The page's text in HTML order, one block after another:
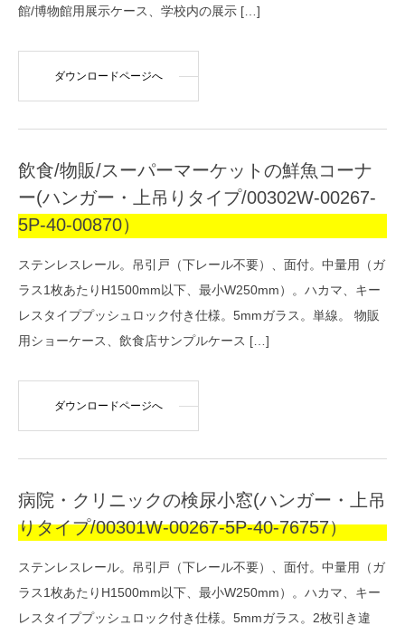
館/博物館用展示ケース、学校内の展示 […]
ダウンロードページへ
飲食/物販/スーパーマーケットの鮮魚コーナ
ー(ハンガー・上吊りタイプ/00302W-00267-
5P-40-00870）
ステンレスレール。吊引戸（下レール不要）、面付。中量用（ガ
ラス1枚あたりH1500mm以下、最小W250mm）。ハカマ、キー
レスタイププッシュロック付き仕様。5mmガラス。単線。 物販
用ショーケース、飲食店サンプルケース […]
ダウンロードページへ
病院・クリニックの検尿小窓(ハンガー・上吊
りタイプ/00301W-00267-5P-40-76757）
ステンレスレール。吊引戸（下レール不要）、面付。中量用（ガ
ラス1枚あたりH1500mm以下、最小W250mm）。ハカマ、キー
レスタイププッシュロック付き仕様。5mmガラス。2枚引き違